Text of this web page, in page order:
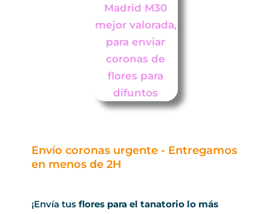
Envío coronas urgente - Entregamos
en menos de 2H
¡Envía tusflores para el tanatorio lo más